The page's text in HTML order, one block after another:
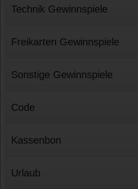
Technik Gewinnspiele
Freikarten Gewinnspiele
Sonstige Gewinnspiele
Code
Kassenbon
Urlaub